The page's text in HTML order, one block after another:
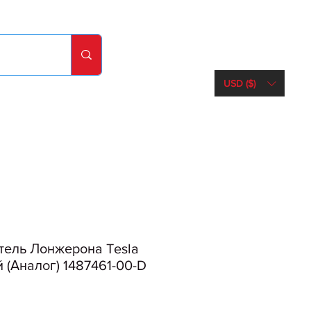
USD ($)
Лонжерона Tesla
1487461-00-D